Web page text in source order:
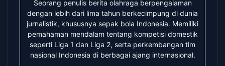
Seorang penulis berita olahraga berpengalaman
dengan lebih dari lima tahun berkecimpung di dunia
jurnalistik, khususnya sepak bola Indonesia. Memiliki
pemahaman mendalam tentang kompetisi domestik
seperti Liga 1 dan Liga 2, serta perkembangan tim
nasional Indonesia di berbagai ajang internasional.